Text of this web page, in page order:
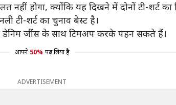
नहीं होगा, क्योंकि यह दिखने में दोनों टी-शर्ट का
टी-शर्ट का चुनाव बेस्ट है।
डेनिम जींस के साथ टिमअप करके पहन सकते हैं।
आपने 50% पढ़ लिया है
ADVERTISEMENT